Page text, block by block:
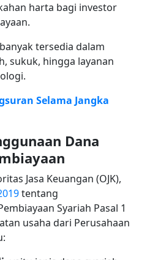
harta bagi investor
tersedia dalam
sukuk, hingga layanan
Selama Jangka
Dana
Jasa Keuangan (OJK),
tentang
Syariah Pasal 1
usaha dari Perusahaan